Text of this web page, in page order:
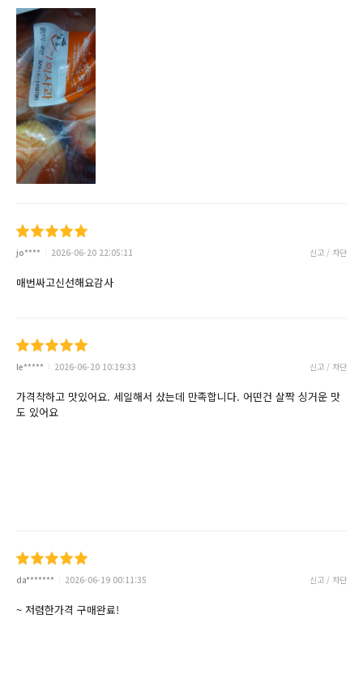
jo**** 2026-06-20 22:05:11 신고 / 차단
매번싸고신선해요감사
le***** 2026-06-20 10:19:33 신고 / 차단
가격착하고 맛있어요. 세일해서 샀는데 만족합니다. 어떤건 살짝 싱거운 맛
도 있어요
da******* 2026-06-19 00:11:35 신고 / 차단
~ 저렴한가격 구매완료!